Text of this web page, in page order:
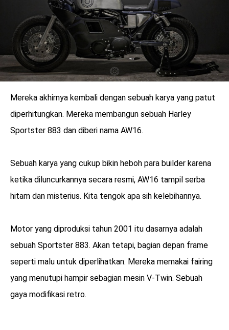
benefit
menarik
Mereka akhirnya kembali dengan sebuah karya yang patut
diperhitungkan. Mereka membangun sebuah Harley
Sportster 883 dan diberi nama AW16.
Sebuah karya yang cukup bikin heboh para builder karena
ketika diluncurkannya secara resmi, AW16 tampil serba
hitam dan misterius. Kita tengok apa sih kelebihannya.
Motor yang diproduksi tahun 2001 itu dasarnya adalah
sebuah Sportster 883. Akan tetapi, bagian depan frame
seperti malu untuk diperlihatkan. Mereka memakai fairing
yang menutupi hampir sebagian mesin V-Twin. Sebuah
gaya modifikasi retro.